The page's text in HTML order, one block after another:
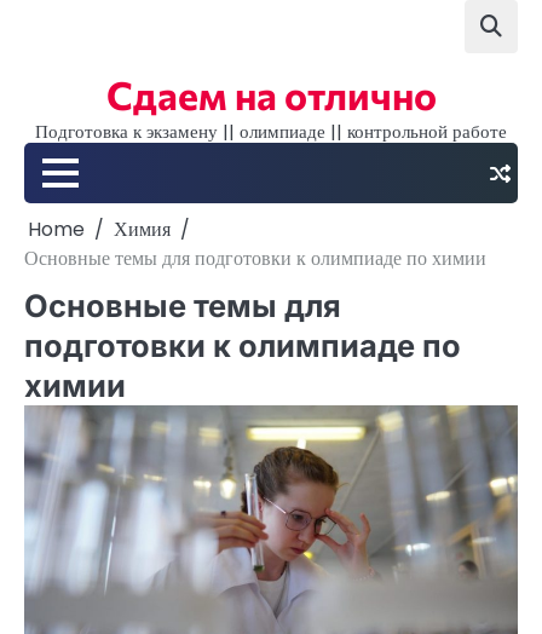
Сдаем на отлично
Подготовка к экзамену || олимпиаде || контрольной работе
Home
Химия
Основные темы для подготовки к олимпиаде по химии
Основные темы для
подготовки к олимпиаде по
химии